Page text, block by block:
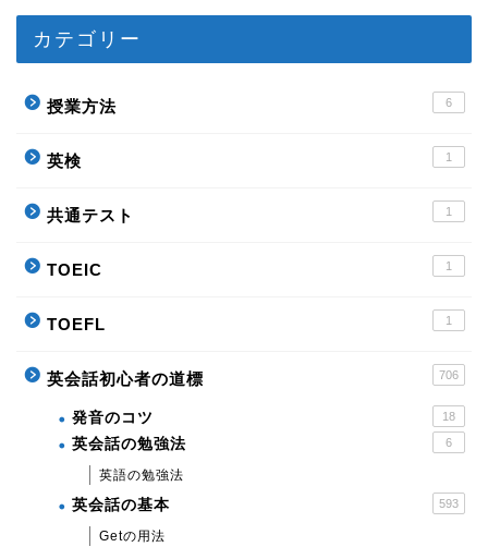
カテゴリー
授業方法 6
英検 1
共通テスト 1
TOEIC 1
TOEFL 1
英会話初心者の道標 706
発音のコツ 18
英会話の勉強法 6
英語の勉強法
英会話の基本 593
Getの用法